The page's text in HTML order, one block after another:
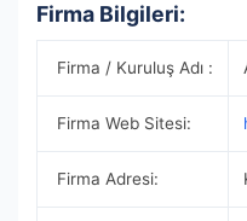
Firma Bilgileri:
Firma / Kuruluş Adı :
Firma Web Sitesi:
Firma Adresi: